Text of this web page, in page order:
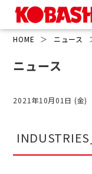
HOME ＞ ニュース
ニュース
2021年10月01日 (金)